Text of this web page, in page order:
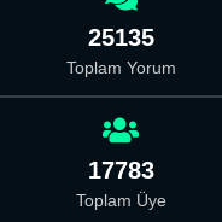
25135
Toplam Yorum
17783
Toplam Üye